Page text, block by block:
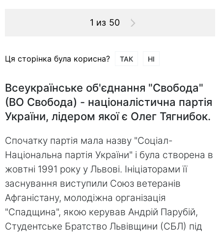
1 из 50
Ця сторінка була корисна? ТАК НІ
Всеукраїнське об'єднання "Свобода"
(ВО Свобода) - націоналістична партія
України, лідером якої є Олег Тягнибок.
Спочатку партія мала назву "Соціал-
Національна партія України" і була створена в
жовтні 1991 року у Львові. Ініціаторами її
заснування виступили Союз ветеранів
Афганістану, молодіжна організація
"Спадщина", якою керував Андрій Парубій,
Студентське Братство Львівщини (СБЛ) під